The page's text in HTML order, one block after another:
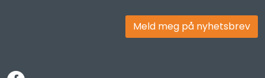
Meld meg på nyhetsbrev